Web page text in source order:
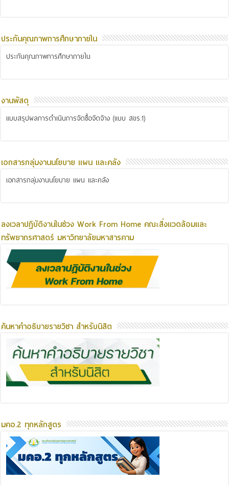
ประกันคุณภาพการศึกษาภายใน
ประกันคุณภาพการศึกษาภายใน
งานพัสดุ
แบบสรุปผลการดำเนินการจัดซื้อจัดจ้าง (แบบ สขร.1)
เอกสารกลุ่มงานนโยบาย แผน และคลัง
เอกสารกลุ่มงานนโยบาย แผน และคลัง
ลงเวลาปฏิบัติงานในช่วง Work From Home คณะสิ่งแวดล้อมและ
ทรัพยากรศาสตร์ มหาวิทยาลัยมหาสารคาม
ค้นหาคำอธิบายรายวิชา สำหรับนิสิต
มคอ.2 ทุกหลักสูตร